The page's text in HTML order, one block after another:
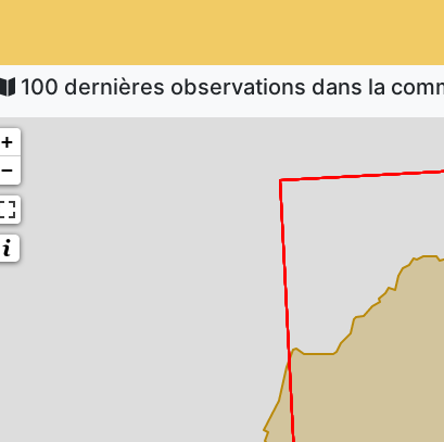
100 dernières observations dans la
+
−